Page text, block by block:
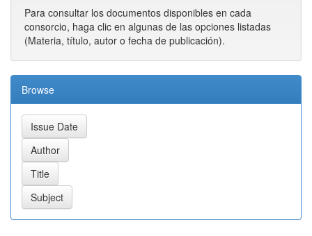
Para consultar los documentos disponibles en cada
consorcio, haga clic en algunas de las opciones listadas
(Materia, título, autor o fecha de publicación).
Browse